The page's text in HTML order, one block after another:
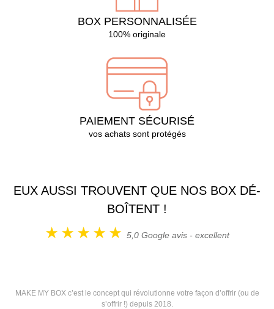
BOX PERSONNALISÉE
100% originale
PAIEMENT SÉCURISÉ
vos achats sont protégés
EUX AUSSI TROUVENT QUE NOS BOX DÉ-
BOÎTENT !
5,0 Google avis - excellent
MAKE MY BOX c’est le concept qui révolutionne votre façon d’offrir (ou de
s’offrir !) depuis 2018.